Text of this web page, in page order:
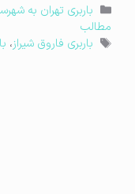
دسته‌ها
باربری تهران به شهرستان،
مطالب
برچسب‌ها
باربری فاروق شیراز ،